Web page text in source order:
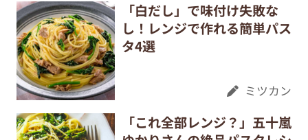
「白だし」で味付け失敗な
し！レンジで作れる簡単パス
タ4選
ミツカン
「これ全部レンジ？」五十嵐